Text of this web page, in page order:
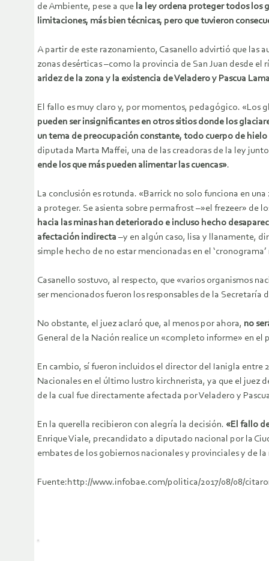
de Ambiente, pese a que la ley ordena proteger todos los
limitaciones, más bien técnicas, pero que tuvieron
A partir de este razonamiento, Casanello advirtió que las
zonas desérticas –como la provincia de San Juan desde
aridez de la zona y la existencia de Veladero y Pascua
El fallo es muy claro y, por momentos, pedagógico. «Los
pueden ser insignificantes en otros sitios donde los
un tema de preocupación constante, todo cuerpo de
diputada Marta Maffei, una de las creadoras de la ley
ende los que más pueden alimentar las cuencas».
La conclusión es rotunda. «Barrick no solo funciona en
a proteger. Se asienta sobre permafrost –»el frezeer» de
hacia las minas han deteriorado e incluso hecho
afectación indirecta –y en algún caso, lisa y llanamente,
simple hecho de no estar mencionadas en el
Casanello sostuvo, al respecto, que «varios organismos
ser mencionados fueron los responsables de la Secretaría
No obstante, el juez aclaró que, al menos por ahora, no
General de la Nación realice un «completo informe» en
En cambio, sí fueron incluidos el director del Ianigla entre
Nacionales en el último lustro kirchnerista, ya que el juez
de la cual fue directamente afectada por Veladero y
En la querella recibieron con alegría la decisión. «El fallo
Enrique Viale, precandidato a diputado nacional por la
embates de los gobiernos nacionales y provinciales y de
Fuente:http://www.infobae.com/politica/2017/08/08/